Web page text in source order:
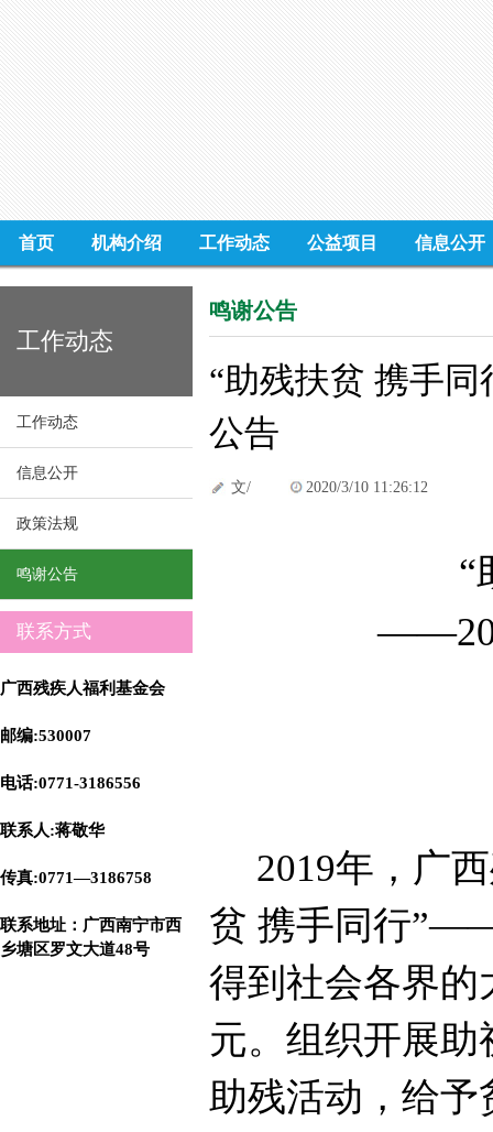
首页 机构介绍 工作动态 公益项目 信息公开
工作动态
工作动态
信息公开
政策法规
鸣谢公告
联系方式
广西残疾人福利基金会
邮编:530007
电话:0771-3186556
联系人:蒋敬华
传真:0771—3186758
联系地址 ：广西南宁市西
乡塘区罗文大道48号
鸣谢公告
“助残扶贫 携手
公告
文/ 2020/3/10 11:26:12
“
——
2019年，广
贫 携手同行
得到社会各界的
元。组织开展助
助残活动，给予